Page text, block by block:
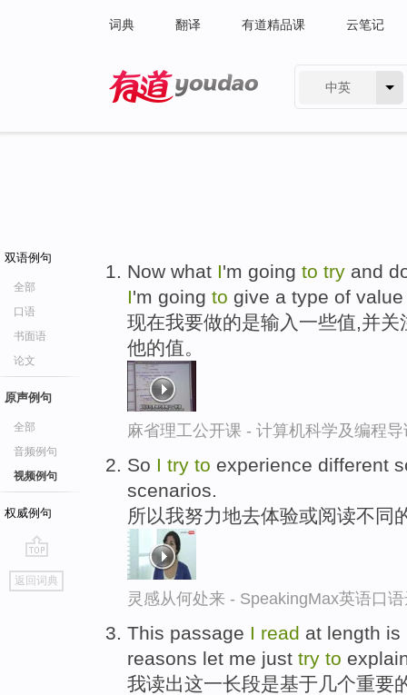
词典 翻译 有道精品课 云笔记
中英
双语例句
全部
口语
书面语
论文
原声例句
全部
音频例句
视频例句
权威例句
go
top
返回词典
Now what I'm going to try and
I'm going to give a type of
现在我要做的是输入一些值,并
他的值。
麻省理工公开课 - 计算机科学及编程
So I try to experience different
scenarios.
所以我努力地去体验或阅读不同
灵感从何处来 - SpeakingMax英语口
This passage I read at length is
reasons let me just try to
我读出这一长段是基于几个重要